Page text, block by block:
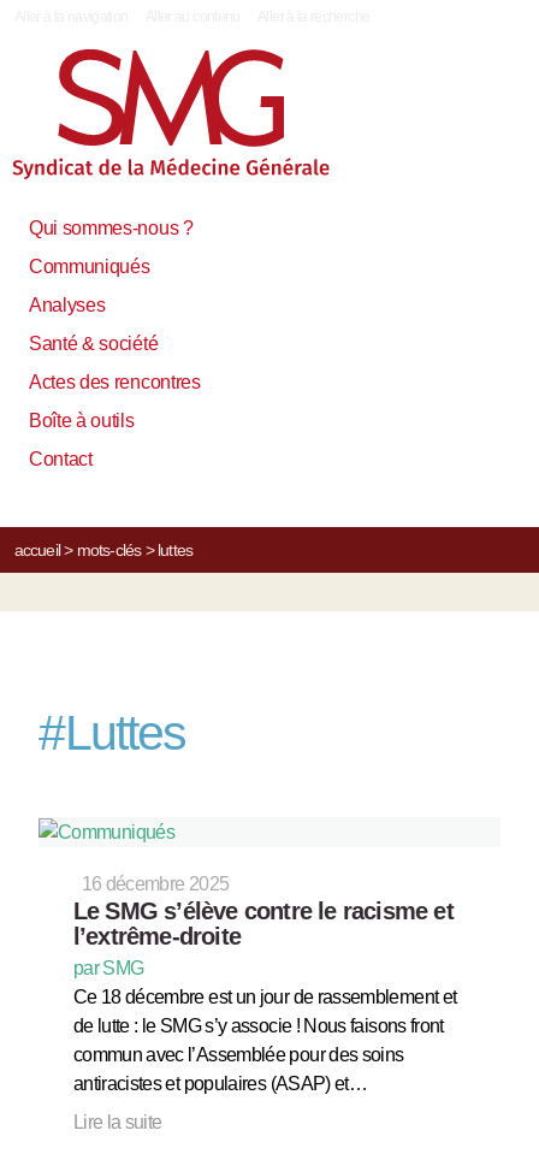
Qui sommes-nous ?
Communiqués
Analyses
Santé & société
Actes des rencontres
Boîte à outils
Contact
accueil> mots-clés> luttes
#Luttes
16 décembre 2025
Le SMG s’élève contre le racisme et
l’extrême-droite
par SMG
Ce 18 décembre est un jour de rassemblement et
de lutte : le SMG s’y associe ! Nous faisons front
commun avec l’Assemblée pour des soins
antiracistes et populaires (ASAP) et…
Lire la suite